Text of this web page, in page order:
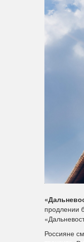
продлении
Россияне